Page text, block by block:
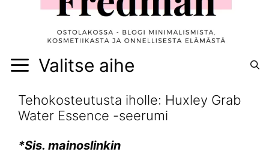
Valitse aihe
Tehokosteutusta iholle: Huxley Grab
Water Essence -seerumi
*Sis. mainoslinkin